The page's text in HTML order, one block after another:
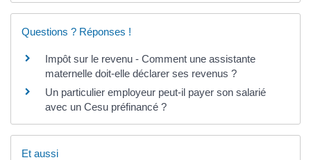
Questions ? Réponses !
Impôt sur le revenu - Comment une assistante
maternelle doit-elle déclarer ses revenus ?
Un particulier employeur peut-il payer son salarié
avec un Cesu préfinancé ?
Et aussi